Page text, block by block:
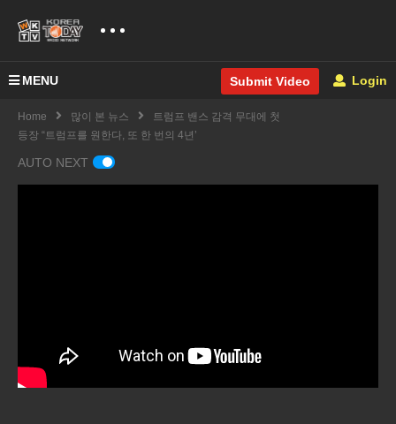
MENU Submit Video Login
Home 많이 본 뉴스
트럼프 밴스 감격 무대에 첫
등장 “트럼프를 원한다, 또 한 번의 4년’
AUTO NEXT